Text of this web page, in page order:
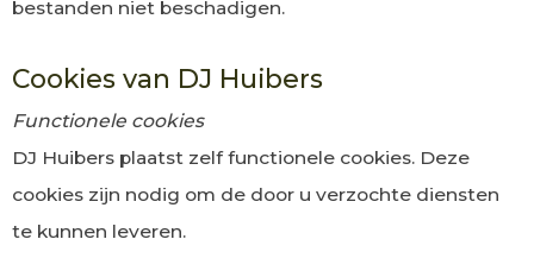
bestanden niet beschadigen.
Cookies van DJ Huibers
Functionele cookies
DJ Huibers plaatst zelf functionele cookies. Deze
cookies zijn nodig om de door u verzochte diensten
te kunnen leveren.